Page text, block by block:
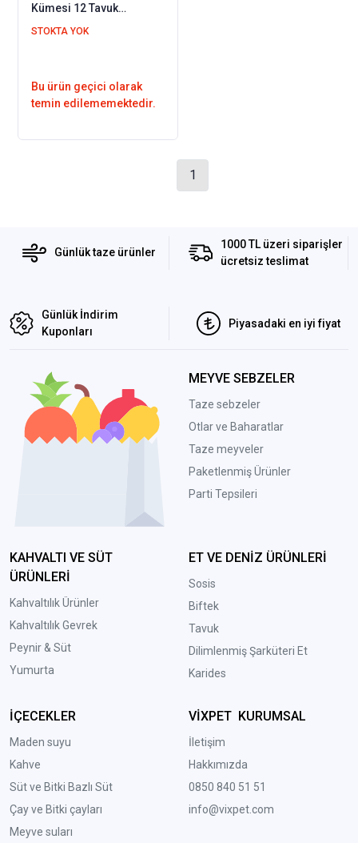
Kümesi 12 Tavuk
Barınabilir + Bahçe
STOKTA YOK
Bu ürün geçici olarak
temin edilememektedir.
1
Günlük taze ürünler
1000 TL üzeri siparişler
ücretsiz teslimat
Günlük İndirim
Kuponları
Piyasadaki en iyi fiyat
MEYVE SEBZELER
Taze sebzeler
Otlar ve Baharatlar
Taze meyveler
Paketlenmiş Ürünler
Parti Tepsileri
KAHVALTI VE SÜT
ÜRÜNLERİ
Kahvaltılık Ürünler
Kahvaltılık Gevrek
Peynir & Süt
Yumurta
ET VE DENİZ ÜRÜNLERİ
Sosis
Biftek
Tavuk
Dilimlenmiş Şarküteri Et
Karides
İÇECEKLER
Maden suyu
Kahve
Süt ve Bitki Bazlı Süt
Çay ve Bitki çayları
Meyve suları
VİXPET KURUMSAL
İletişim
Hakkımızda
0850 840 51 51
info@vixpet.com